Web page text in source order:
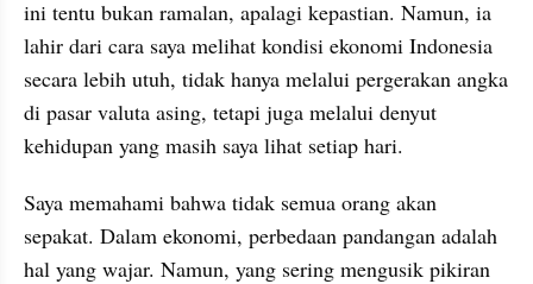
ini tentu bukan ramalan, apalagi kepastian. Namun, ia
lahir dari cara saya melihat kondisi ekonomi Indonesia
secara lebih utuh, tidak hanya melalui pergerakan angka
di pasar valuta asing, tetapi juga melalui denyut
kehidupan yang masih saya lihat setiap hari.
Saya memahami bahwa tidak semua orang akan
sepakat. Dalam ekonomi, perbedaan pandangan adalah
hal yang wajar. Namun, yang sering mengusik pikiran